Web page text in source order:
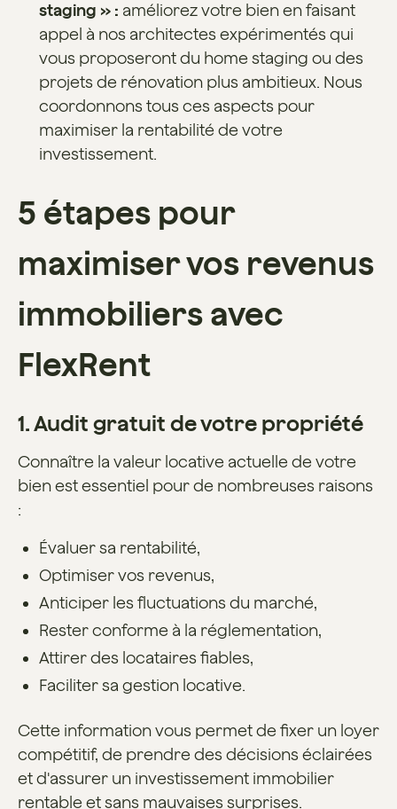
staging » : améliorez votre bien en faisant
appel à nos architectes expérimentés qui
vous proposeront du home staging ou des
projets de rénovation plus ambitieux. Nous
coordonnons tous ces aspects pour
maximiser la rentabilité de votre
investissement.
5 étapes pour
maximiser vos revenus
immobiliers avec
FlexRent
1. Audit gratuit de votre propriété
Connaître la valeur locative actuelle de votre
bien est essentiel pour de nombreuses raisons
:
Évaluer sa rentabilité,
Optimiser vos revenus,
Anticiper les fluctuations du marché,
Rester conforme à la réglementation,
Attirer des locataires fiables,
Faciliter sa gestion locative.
Cette information vous permet de fixer un loyer
compétitif, de prendre des décisions éclairées
et d'assurer un investissement immobilier
rentable et sans mauvaises surprises.